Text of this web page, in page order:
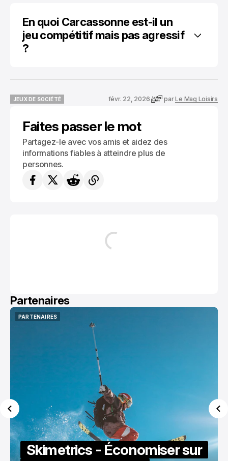
En quoi Carcassonne est-il un
jeu compétitif mais pas agressif
?
JEUX DE SOCIÉTÉ
févr. 22, 2026 parLe Mag Loisirs
Faites passer le mot
Partagez-le avec vos amis et aidez des
informations fiables à atteindre plus de
personnes.
Partenaires
PARTENAIRES
Skimetrics - Économiser sur